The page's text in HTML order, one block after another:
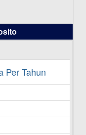
TAMASHA
TAMASHA
Per Tahun